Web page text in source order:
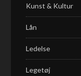
Kunst & Kultur
Lån
Ledelse
Legetøj